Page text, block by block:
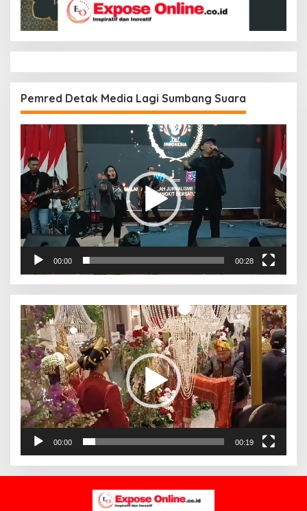
Pemred Detak Media Lagi Sumbang Suara
Pemutar
Video
00:00 00:28
Pemutar
Video
00:00 00:19